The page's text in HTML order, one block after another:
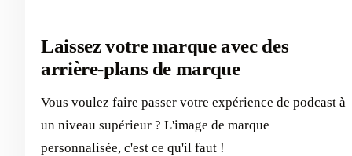
Laissez votre marque avec des
arrière-plans de marque
Vous voulez faire passer votre expérience de podcast à
un niveau supérieur ? L'image de marque
personnalisée, c'est ce qu'il faut !